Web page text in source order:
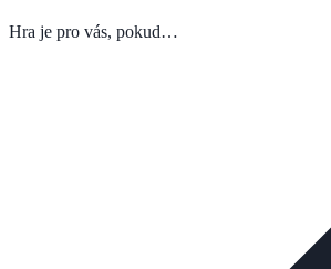
Hra je pro vás, pokud…